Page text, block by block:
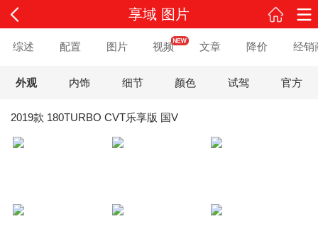
享域 图片
综述 配置 图片 视频 文章 降价 经销
外观 内饰 细节 颜色 试驾 官方
2019款 180TURBO CVT乐享版 国V